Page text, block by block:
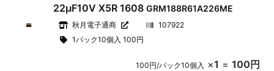
22μF10V X5R 1608GRM188R61A226ME
秋月電子通商
107922
1パック10個入 100円
100円/パック10個入 ×1 = 100円